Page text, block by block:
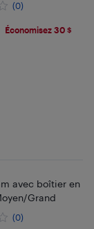
(0)
Économisez 30 $
avec boîtier en
Grand
(0)